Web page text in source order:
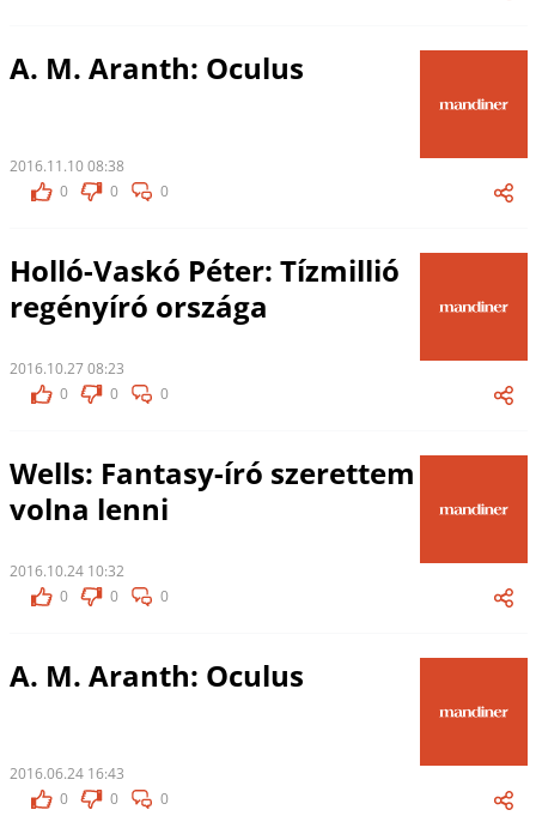
A. M. Aranth: Oculus
2016.11.10 08:38
0
0 0
Holló-Vaskó Péter: Tízmillió
regényíró országa
2016.10.27 08:23
0
0 0
Wells: Fantasy-író szerettem
volna lenni
2016.10.24 10:32
0
0 0
A. M. Aranth: Oculus
2016.06.24 16:43
0
0 0